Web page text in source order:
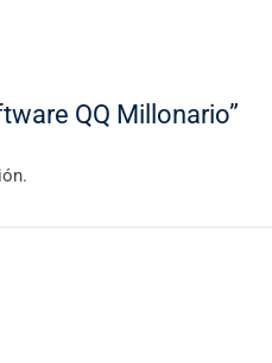
QQ Millonario”